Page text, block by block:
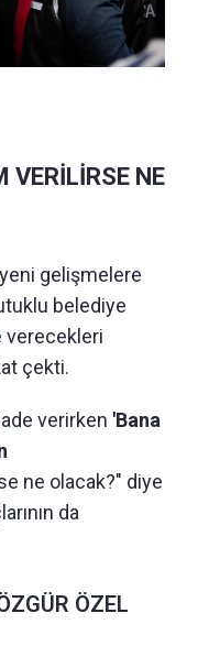
VERİLİRSE NE
gelişmelere
belediye
verecekleri
çekti.
verirken 'Bana
ne olacak?" diye
da
ÖZEL